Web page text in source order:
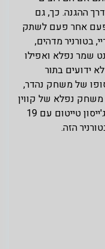
ההגנה. כך, גם
פעם אחר פעם לשתק
בטורניר מדהים,
שמר נפלא ואפילו
ידועים בתור
של משחק נהדר,
נפלא של קווין
דוראנט עם 29 נק' ומשחק מצויין של ג'ייסון טייטום עם 19
הזה.